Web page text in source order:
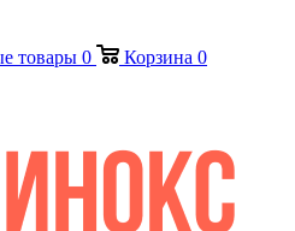
товары 0 Корзина 0